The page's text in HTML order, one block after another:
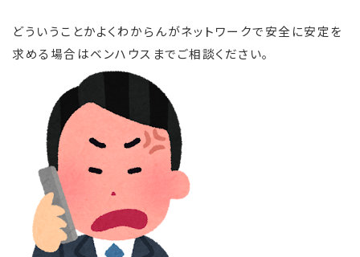
どういうことかよくわからんがネットワークで安全に安定を
求める場合はベンハウスまでご相談ください。